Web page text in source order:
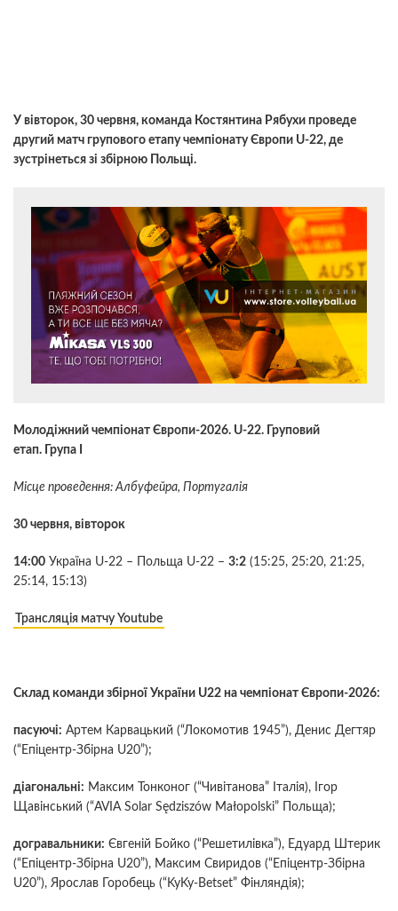
У вівторок, 30 червня, команда Костянтина Рябухи проведе
другий матч групового етапу чемпіонату Європи U-22, де
зустрінеться зі збірною Польщі.
Молодіжний чемпіонат Європи-2026. U-22. Груповий
етап. Група І
Місце проведення: Албуфейра, Португалія
30 червня, вівторок
14:00 Україна U-22 – Польща U-22 – 3:2 (15:25, 25:20, 21:25,
25:14, 15:13)
Трансляція матчу Youtube
Склад команди збірної України U22 на чемпіонат Європи-2026:
пасуючі: Артем Карвацький (“Локомотив 1945”), Денис Дегтяр
(“Епіцентр-Збірна U20”);
діагональні: Максим Тонконог (“Чивітанова” Італія), Ігор
Щавінський (“AVIA Solar Sędziszów Małopolski” Польща);
догравальники: Євгеній Бойко (“Решетилівка”), Едуард Штерик
(“Епіцентр-Збірна U20”), Максим Свиридов (“Епіцентр-Збірна
U20”), Ярослав Горобець (“KyKy-Betset” Фінляндія);